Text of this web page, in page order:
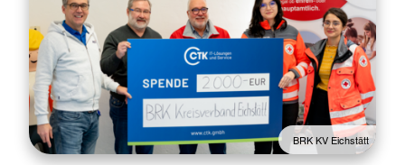
BRK KV Eichstätt